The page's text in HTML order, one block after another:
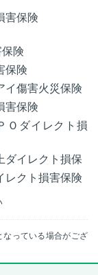
害保険
険
保険
イ傷害火災保険
害保険
Ｏダイレクト損
ダイレクト損保
レクト損害保険
っている場合がござ